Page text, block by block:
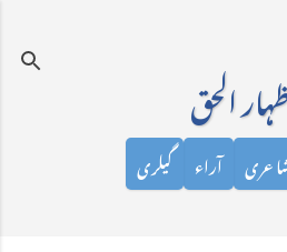
الحق
آراء گیلری